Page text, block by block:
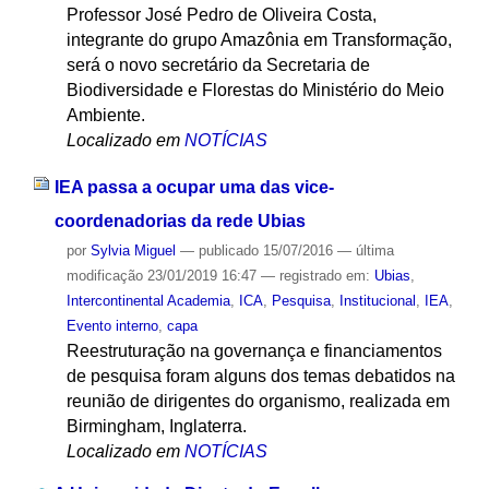
Professor José Pedro de Oliveira Costa,
integrante do grupo Amazônia em Transformação,
será o novo secretário da Secretaria de
Biodiversidade e Florestas do Ministério do Meio
Ambiente.
Localizado em NOTÍCIAS
IEA passa a ocupar uma das vice-
coordenadorias da rede Ubias
por Sylvia Miguel — publicado15/07/2016 — última
modificação23/01/2019 16:47 — registrado em: Ubias
Intercontinental Academia, ICA, Pesquisa, Institucional IEA,
Evento interno, capa
Reestruturação na governança e financiamentos
de pesquisa foram alguns dos temas debatidos na
reunião de dirigentes do organismo, realizada em
Birmingham, Inglaterra.
Localizado em NOTÍCIAS